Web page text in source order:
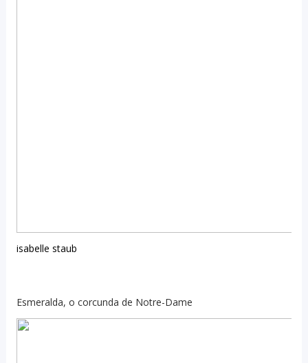
isabelle staub
Esmeralda, o corcunda de Notre-Dame